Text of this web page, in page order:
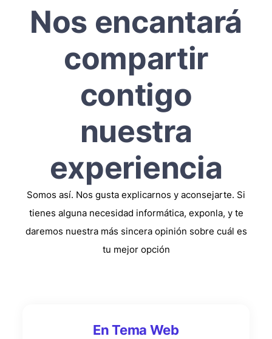
Nos encantará
compartir
contigo
nuestra
experiencia
Somos así. Nos gusta explicarnos y aconsejarte. Si
tienes alguna necesidad informática, exponla, y te
daremos nuestra más sincera opinión sobre cuál es
tu mejor opción
En Tema Web